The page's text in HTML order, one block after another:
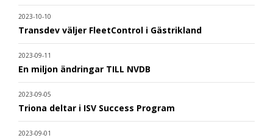
2023-10-10
Transdev väljer FleetControl i Gästrikland
2023-09-11
En miljon ändringar TILL NVDB
2023-09-05
Triona deltar i ISV Success Program
2023-09-01